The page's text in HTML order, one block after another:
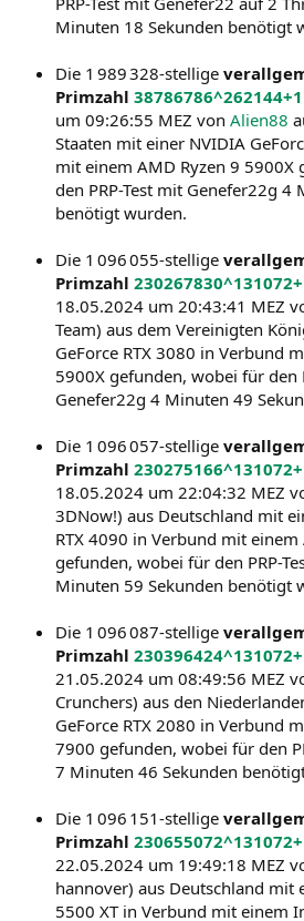
Minuten 18 Sekunden benötigt
Die 1 989 328-stellige
Primzahl 38786786^262144+1
um 09:26:55 MEZ von Alien88
Staaten mit einer NVIDIA
mit einem AMD Ryzen 9
den PRP-Test mit Genefer22g 4
benötigt wurden.
Die 1 096 055-stellige
Primzahl
18.05.2024 um 20:43:41 MEZ
Team) aus dem Vereinigten
GeForce RTX 3080 in Verbund
5900X gefunden, wobei für den
Genefer22g 4 Minuten 49
Die 1 096 057-stellige
Primzahl
18.05.2024 um 22:04:32 MEZ
3DNow!) aus Deutschland mit
RTX 4090 in Verbund mit
gefunden, wobei für den PRP-
Minuten 59 Sekunden benötigt
Die 1 096 087-stellige
Primzahl
21.05.2024 um 08:49:56 MEZ
Crunchers) aus den
GeForce RTX 2080 in Verbund
7900 gefunden, wobei für den
7 Minuten 46 Sekunden
Die 1 096 151-stellige
Primzahl
22.05.2024 um 19:49:18 MEZ
hannover) aus Deutschland mit
5500 XT in Verbund mit einem